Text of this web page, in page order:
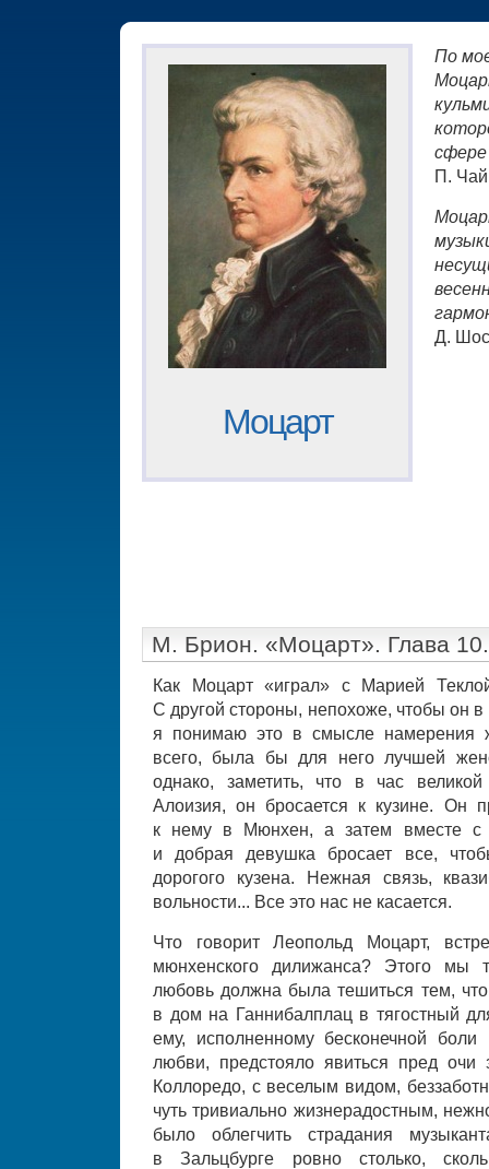
Моцарт
По
П.
Д.
М. Брион. «Моцарт». Глава
Как Моцарт «играл» с Марией
С другой стороны, непохоже, чтобы он в
я понимаю это в смысле намерения
всего, была бы для него лучшей
однако, заметить, что в час
Алоизия, он бросается к кузине. Он
к нему в Мюнхен, а затем вместе с
и добрая девушка бросает все,
дорогого кузена. Нежная связь,
вольности... Все это нас не касается.
Что говорит Леопольд Моцарт,
мюнхенского дилижанса? Этого мы
любовь должна была тешиться тем, что
в дом на Ганнибалплац в тягостный
ему, исполненному бесконечной боли
любви, предстояло явиться пред очи
Коллоредо, с веселым видом,
чуть тривиально жизнерадостным,
было облегчить страдания
в Зальцбурге ровно столько,